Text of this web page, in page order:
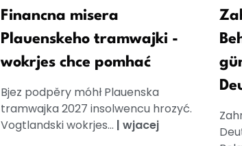
Financna misera
Plauenskeho tramwajki -
wokrjes chce pomhać
Bjez podpěry móhł Plauenska
tramwajka 2027 insolwencu hrozyć.
Vogtlandski wokrjes... | wjacej